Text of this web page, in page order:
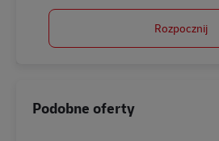
Rozpocznij
Podobne oferty